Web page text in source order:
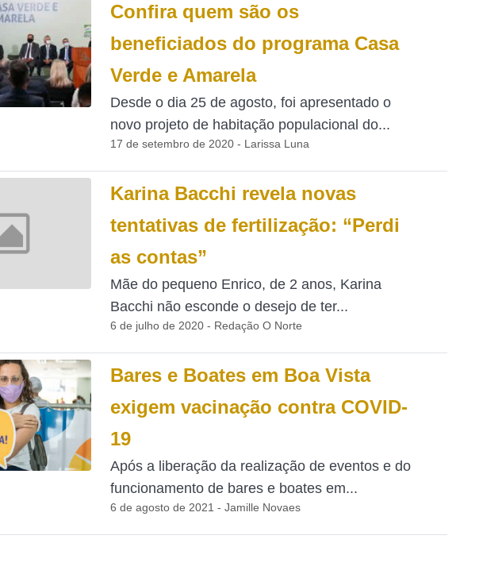
Confira quem são os
beneficiados do programa Casa
Verde e Amarela
Desde o dia 25 de agosto, foi apresentado o
novo projeto de habitação populacional do...
17 de setembro de 2020 - Larissa Luna
Karina Bacchi revela novas
tentativas de fertilização: “Perdi
as contas”
Mãe do pequeno Enrico, de 2 anos, Karina
Bacchi não esconde o desejo de ter...
6 de julho de 2020 - Redação O Norte
Bares e Boates em Boa Vista
exigem vacinação contra COVID-
19
Após a liberação da realização de eventos e do
funcionamento de bares e boates em...
6 de agosto de 2021 - Jamille Novaes